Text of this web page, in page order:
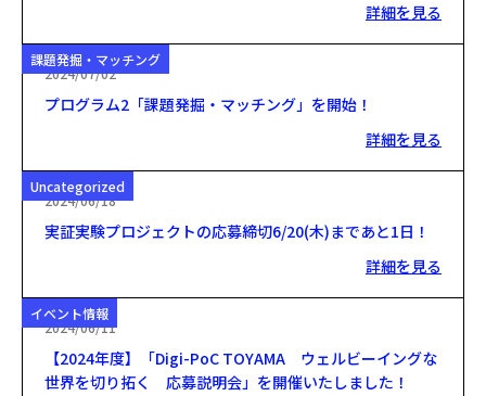
詳細を見る
課題発掘・マッチング
2024/07/02
プログラム2「課題発掘・マッチング」を開始！
詳細を見る
Uncategorized
2024/06/18
実証実験プロジェクトの応募締切6/20(木)まであと1日！
詳細を見る
イベント情報
2024/06/11
【2024年度】「Digi-PoC TOYAMA ウェルビーイングな
世界を切り拓く 応募説明会」を開催いたしました！